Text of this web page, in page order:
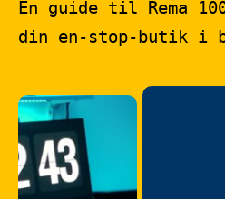
En guide til Rema
din en-stop-butik i